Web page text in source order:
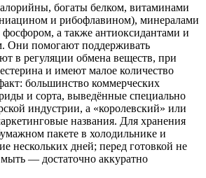
богаты белком, витаминами
и рибофлавином), минералами
а также антиоксидантами и
Они помогают поддерживать
в регуляции обмена веществ, при
и имеют малое количество
большинство коммерческих
и сорта, выведённые специально
индустрии, а «королевский» или
названия. Для хранения
пакете в холодильнике и
нескольких дней; перед готовкой не
мыть — достаточно аккуратно